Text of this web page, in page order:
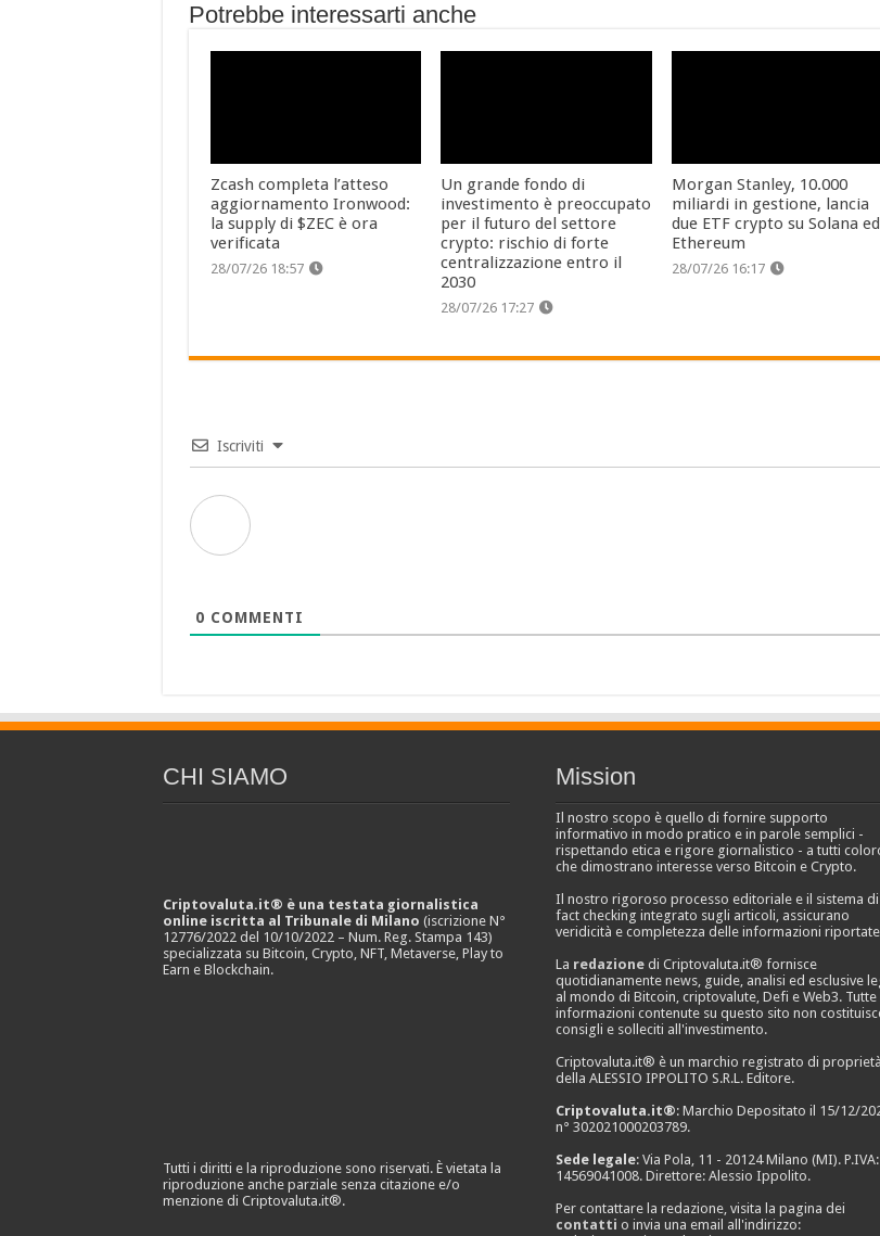
Potrebbe interessarti anche
Zcash completa l’atteso
aggiornamento Ironwood:
la supply di $ZEC è ora
verificata
28/07/26 18:57
Un grande fondo di
investimento è preoccupato
per il futuro del settore
crypto: rischio di forte
centralizzazione entro il
2030
28/07/26 17:27
Morgan Stanley, 10.000
miliardi in gestione, lancia
due ETF crypto su Solana ed
Ethereum
28/07/26 16:17
Iscriviti
0 COMMENTI
CHI SIAMO
Criptovaluta.it® è una testata giornalistica
online iscritta al Tribunale di Milano (iscrizione N°
12776/2022 del 10/10/2022 – Num. Reg. Stampa 143)
specializzata su Bitcoin, Crypto, NFT, Metaverse, Play to
Earn e Blockchain.
Tutti i diritti e la riproduzione sono riservati. È vietata la
riproduzione anche parziale senza citazione e/o
menzione di Criptovaluta.it®.
Mission
Il nostro scopo è quello di fornire supporto
informativo in modo pratico e in parole semplici -
rispettando etica e rigore giornalistico - a tutti
che dimostrano interesse verso Bitcoin e Crypto.
Il nostro rigoroso processo editoriale e il sistema di
fact checking integrato sugli articoli, assicurano
veridicità e completezza delle informazioni
La redazionedi Criptovaluta.it® fornisce
quotidianamente news, guide, analisi ed esclusive
al mondo di Bitcoin, criptovalute, Defi e Web3. Tutte
informazioni contenute su questo sito non
consigli e solleciti all'investimento.
Criptovaluta.it® è un marchio registrato di proprietà
della ALESSIO IPPOLITO S.R.L. Editore.
Criptovaluta.it®: Marchio Depositato il 15/12/
n° 302021000203789.
Sede legale: Via Pola, 11 - 20124 Milano (MI). P.IVA:
14569041008. Direttore: Alessio Ippolito.
Per contattare la redazione, visita la pagina dei
contatti o invia una email all'indirizzo: